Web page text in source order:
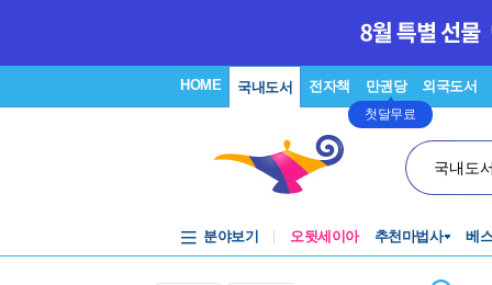
HOME 국내도서 전자책 만권당
첫달무료
외국도서
국내도
분야보기 오뒷세이아 추천마법사 베